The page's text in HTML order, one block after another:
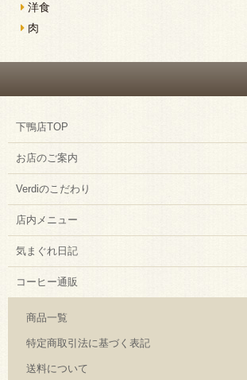
洋食
肉
下鴨店TOP
お店のご案内
Verdiのこだわり
店内メニュー
気まぐれ日記
コーヒー通販
商品一覧
特定商取引法に基づく表記
送料について